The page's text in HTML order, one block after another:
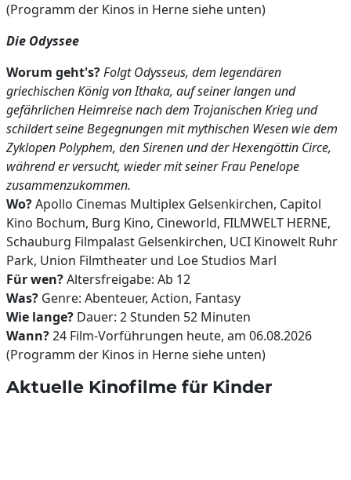
(Programm der Kinos in Herne siehe unten)
Die Odyssee
Worum geht's?Folgt Odysseus, dem legendären
griechischen König von Ithaka, auf seiner langen und
gefährlichen Heimreise nach dem Trojanischen Krieg und
schildert seine Begegnungen mit mythischen Wesen wie dem
Zyklopen Polyphem, den Sirenen und der Hexengöttin Circe,
während er versucht, wieder mit seiner Frau Penelope
zusammenzukommen.
Wo?Apollo Cinemas Multiplex Gelsenkirchen, Capitol
Kino Bochum, Burg Kino, Cineworld, FILMWELT HERNE,
Schauburg Filmpalast Gelsenkirchen, UCI Kinowelt Ruhr
Park, Union Filmtheater und Loe Studios Marl
Für wen?Altersfreigabe: Ab 12
Was? Genre: Abenteuer, Action, Fantasy
Wie lange? Dauer: 2 Stunden 52 Minuten
Wann?24 Film-Vorführungen heute, am 06.08.2026
(Programm der Kinos in Herne siehe unten)
Aktuelle Kinofilme für Kinder